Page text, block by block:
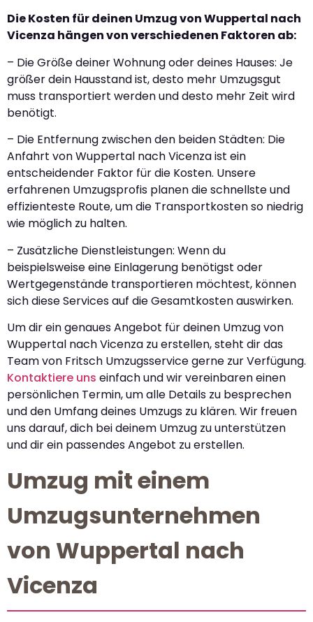
Die Kosten für deinen Umzug von Wuppertal nach
Vicenza hängen von verschiedenen Faktoren ab:
– Die Größe deiner Wohnung oder deines Hauses: Je
größer dein Hausstand ist, desto mehr Umzugsgut
muss transportiert werden und desto mehr Zeit wird
benötigt.
– Die Entfernung zwischen den beiden Städten: Die
Anfahrt von Wuppertal nach Vicenza ist ein
entscheidender Faktor für die Kosten. Unsere
erfahrenen Umzugsprofis planen die schnellste und
effizienteste Route, um die Transportkosten so niedrig
wie möglich zu halten.
– Zusätzliche Dienstleistungen: Wenn du
beispielsweise eine Einlagerung benötigst oder
Wertgegenstände transportieren möchtest, können
sich diese Services auf die Gesamtkosten auswirken.
Um dir ein genaues Angebot für deinen Umzug von
Wuppertal nach Vicenza zu erstellen, steht dir das
Team von Fritsch Umzugsservice gerne zur Verfügung.
Kontaktiere uns einfach und wir vereinbaren einen
persönlichen Termin, um alle Details zu besprechen
und den Umfang deines Umzugs zu klären. Wir freuen
uns darauf, dich bei deinem Umzug zu unterstützen
und dir ein passendes Angebot zu erstellen.
Umzug mit einem
Umzugsunternehmen
von Wuppertal nach
Vicenza